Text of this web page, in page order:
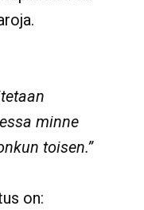
minne
toisen.”
on: